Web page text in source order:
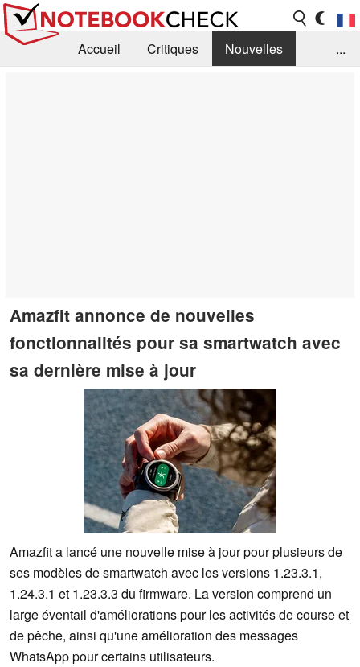
Accueil Critiques
Nouvelles
...
Amazfit annonce de nouvelles
fonctionnalités pour sa smartwatch avec
sa dernière mise à jour
Amazfit a lancé une nouvelle mise à jour pour plusieurs de
ses modèles de smartwatch avec les versions 1.23.3.1,
1.24.3.1 et 1.23.3.3 du firmware. La version comprend un
large éventail d'améliorations pour les activités de course et
de pêche, ainsi qu'une amélioration des messages
WhatsApp pour certains utilisateurs.